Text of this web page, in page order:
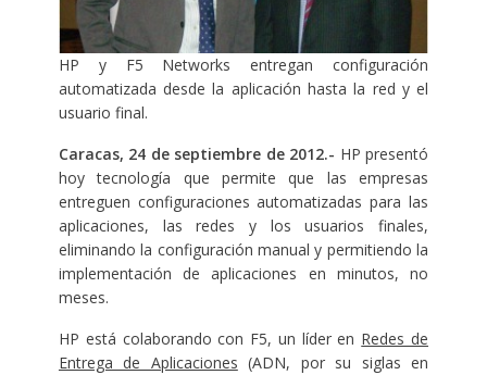
HP y F5 Networks entregan configuración
automatizada desde la aplicación hasta la red y el
usuario final.
Caracas, 24 de septiembre de 2012.- HP presentó
hoy tecnología que permite que las empresas
entreguen configuraciones automatizadas para las
aplicaciones, las redes y los usuarios finales,
eliminando la configuración manual y permitiendo la
implementación de aplicaciones en minutos, no
meses.
HP está colaborando con F5, un líder en Redes de
Entrega de Aplicaciones (ADN, por su siglas en